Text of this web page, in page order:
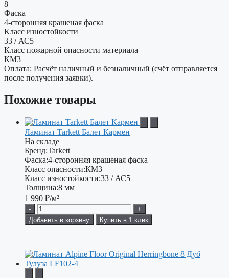
8
Фаска
4-сторонняя крашеная фаска
Класс изностойкости
33 / АС5
Класс пожарной опасности материала
КМ3
Оплата: Расчёт наличный и безналичный (счёт отправляется
после получения заявки).
Похожие товары
Ламинат Tarkett Балет Кармен
На складе
Бренд:Tarkett
Фаска:4-сторонняя крашеная фаска
Класс опасности:КМ3
Класс изностойкости:33 / АС5
Толщина:8 мм
1 990 ₽/м²
-
+
Добавить в корзину
Купить в 1 клик